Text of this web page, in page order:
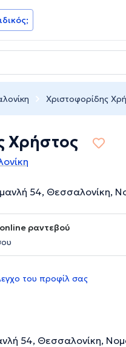
Χριστοφορίδης
Χρήστος
54, Θεσσαλονίκη,
ραντεβού
του προφίλ σας
54, Θεσσαλονίκη,